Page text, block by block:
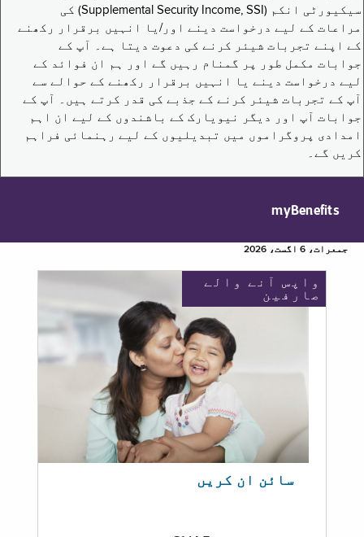
سیکیورٹی انکم (Supplemental Security Income, SSI) کی
مراعات کے لیے درخواست دینے اور/یا انہیں برقرار رکھنے
کے اپنے تجربات شیئر کرنے کی دعوت دیتا ہے۔ آپ کے
جوابات مکمل طور پر گمنام رہیں گے اور ہم ان فوائد کے
لیے درخواست دینے یا انہیں برقرار رکھنے کے حوالے سے
آپ کے تجربات شیئر کرنے کے جذبے کی قدر کرتے ہیں۔ آپ کے
جوابات آپ اور دیگر نیویارک کے باشندوں کے لیے ان اہم
امدادی پروگراموں میں تبدیلیوں کے لیے رہنمائی فراہم
کریں گے۔
myBenefits
جمعرات، 6 اگست، 2026
واپس آنے والے
صارفین
سائن ان کریں